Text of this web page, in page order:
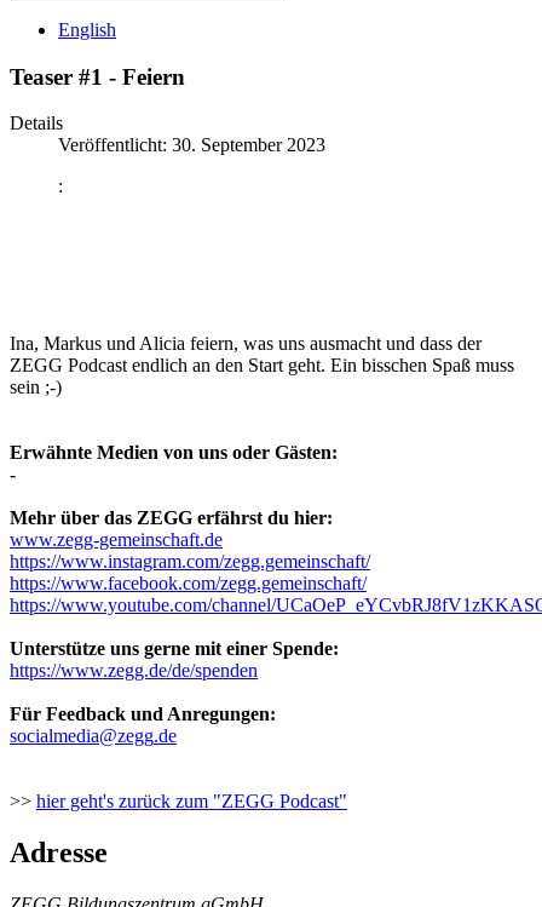
English
Teaser #1 - Feiern
Details
Veröffentlicht: 30. September 2023
:
Ina, Markus und Alicia feiern, was uns ausmacht und dass der
ZEGG Podcast endlich an den Start geht. Ein bisschen Spaß muss
sein ;-)
Erwähnte Medien von uns oder Gästen:
-
Mehr über das ZEGG erfährst du hier:
www.zegg-gemeinschaft.de
https://www.instagram.com/zegg.gemeinschaft/
https://www.facebook.com/zegg.gemeinschaft/
https://www.youtube.com/channel/
Unterstütze uns gerne mit einer Spende:
https://www.zegg.de/de/spenden
Für Feedback und Anregungen:
>> hier geht's zurück zum "ZEGG Podcast"
Adresse